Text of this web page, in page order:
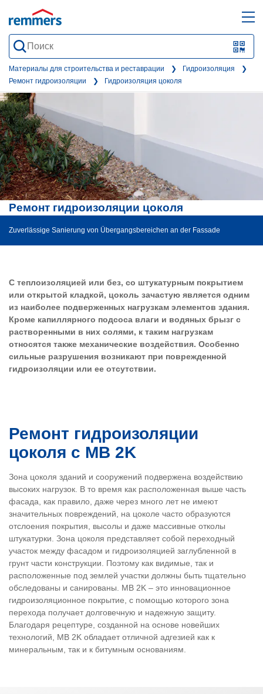
QR-
Code
form
Материалы для строительства и реставрации
Гидроизоляция
Ремонт гидроизоляции
Гидроизоляция цоколя
Ремонт гидроизоляции цоколя
Zuverlässige Sanierung von Übergangsbereichen an der Fassade
C теплоизоляцией или без, со штукатурным покрытием
или открытой кладкой, цоколь зачастую является одним
из наиболее подверженных нагрузкам элементов здания.
Кроме капиллярного подсоса влаги и водяных брызг с
растворенными в них солями, к таким нагрузкам
относятся также механические воздействия. Особенно
сильные разрушения возникают при поврежденной
гидроизоляции или ее отсутствии.
Ремонт гидроизоляции
цоколя с MB 2K
Зона цоколя зданий и сооружений подвержена воздействию
высоких нагрузок. В то время как расположенная выше часть
фасада, как правило, даже через много лет не имеют
значительных повреждений, на цоколе часто образуются
отслоения покрытия, высолы и даже массивные отколы
штукатурки. Зона цоколя представляет собой переходный
участок между фасадом и гидроизоляцией заглубленной в
грунт части конструкции. Поэтому как видимые, так и
расположенные под землей участки должны быть тщательно
обследованы и санированы. MB 2K – это инновационное
гидроизоляционное покрытие, с помощью которого зона
перехода получает долговечную и надежную защиту.
Благодаря рецептуре, созданной на основе новейших
технологий, MB 2K обладает отличной адгезией как к
минеральным, так и к битумным основаниям.